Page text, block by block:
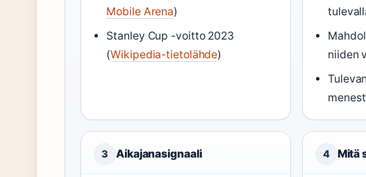
Mobile Arena)
Stanley Cup -voitto 2023
(Wikipedia-tietolähde)
niiden
3 Aikajanasignaali 4 Mitä